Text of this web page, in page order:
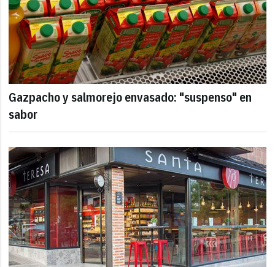
Gazpacho y salmorejo envasado: "suspenso" en
sabor